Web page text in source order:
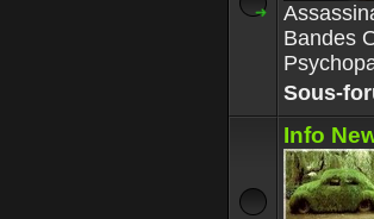
Bandes
Sous-
Info